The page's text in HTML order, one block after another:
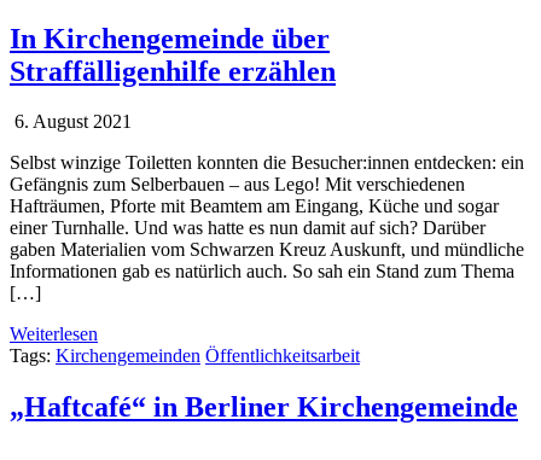
In Kirchengemeinde über
Straffälligenhilfe erzählen
6. August 2021
Selbst winzige Toiletten konnten die Besucher:innen entdecken: ein
Gefängnis zum Selberbauen – aus Lego! Mit verschiedenen
Hafträumen, Pforte mit Beamtem am Eingang, Küche und sogar
einer Turnhalle. Und was hatte es nun damit auf sich? Darüber
gaben Materialien vom Schwarzen Kreuz Auskunft, und mündliche
Informationen gab es natürlich auch. So sah ein Stand zum Thema
[…]
Weiterlesen
Tags: Kirchengemeinden Öffentlichkeitsarbeit
„Haftcafé“ in Berliner Kirchengemeinde